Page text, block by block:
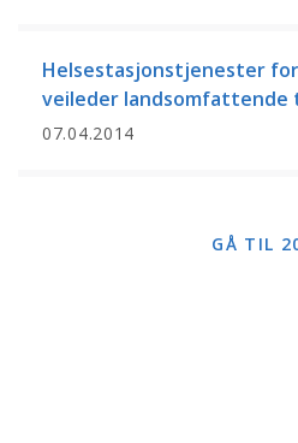
Helsestasjonstjenester
veileder landsomfattende
07.04.2014
GÅ TIL